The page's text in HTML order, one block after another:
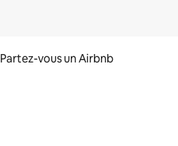
Partez-vous un Airbnb